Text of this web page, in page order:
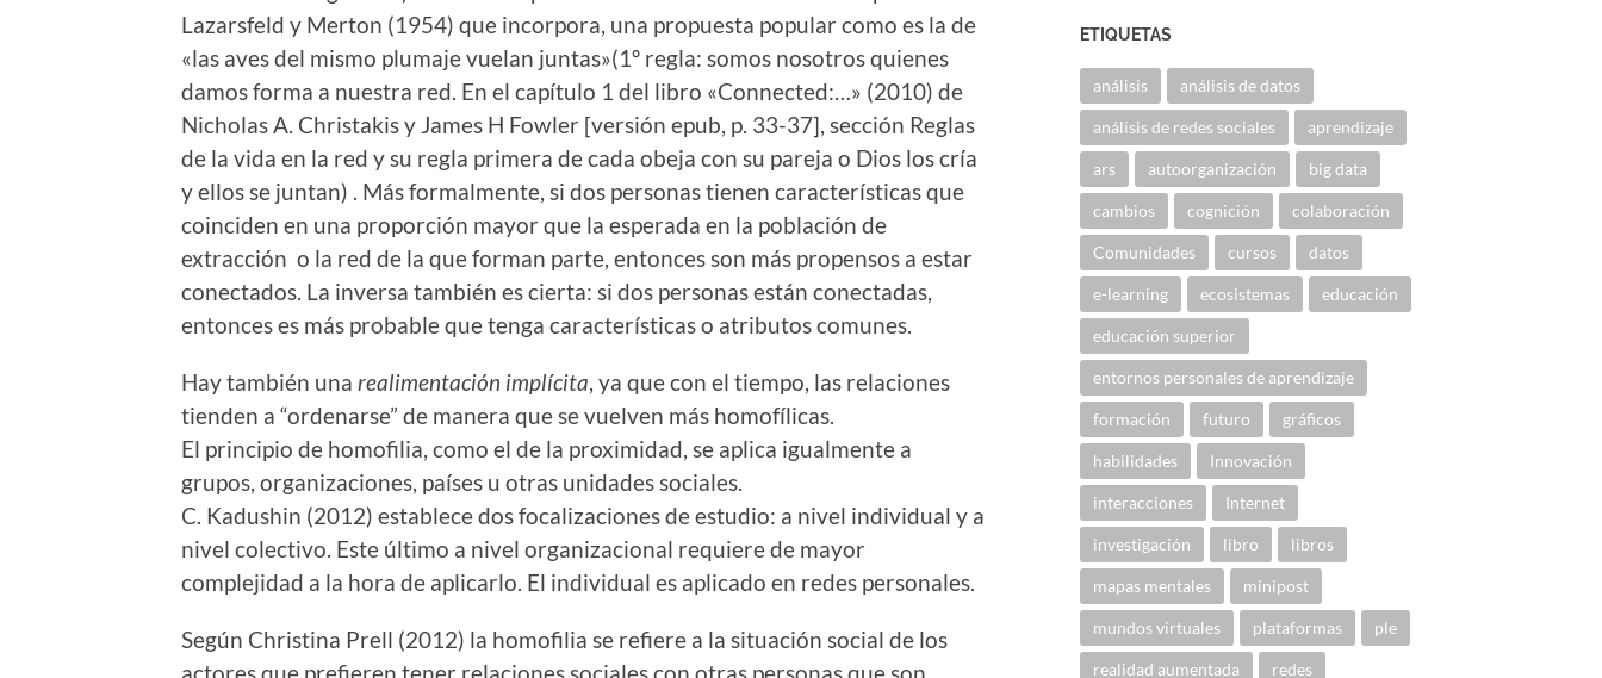
Lazarsfeld y Merton (1954) que incorpora, una propuesta popular como es la de
«las aves del mismo plumaje vuelan juntas»(1º regla: somos nosotros quienes
damos forma a nuestra red. En el capítulo 1 del libro «Connected:…» (2010) de
Nicholas A. Christakis y James H Fowler [versión epub, p. 33-37], sección Reglas
de la vida en la red y su regla primera de cada obeja con su pareja o Dios los cría
y ellos se juntan) . Más formalmente, si dos personas tienen características que
coinciden en una proporción mayor que la esperada en la población de
extracción o la red de la que forman parte, entonces son más propensos a estar
conectados. La inversa también es cierta: si dos personas están conectadas,
entonces es más probable que tenga características o atributos comunes.
Hay también una realimentación implícita, ya que con el tiempo, las relaciones
tienden a “ordenarse” de manera que se vuelven más homofílicas.
El principio de homofilia, como el de la proximidad, se aplica igualmente a
grupos, organizaciones, países u otras unidades sociales.
C. Kadushin (2012) establece dos focalizaciones de estudio: a nivel individual y a
nivel colectivo. Este último a nivel organizacional requiere de mayor
complejidad a la hora de aplicarlo. El individual es aplicado en redes personales.
Según Christina Prell (2012) la homofilia se refiere a la situación social de los
ETIQUETAS
análisis análisis de datos
análisis de redes sociales aprendizaje
ars autoorganización big data
cambios cognición colaboración
Comunidades cursos datos
e-learning ecosistemas educación
educación superior
entornos personales de aprendizaje
formación futuro gráficos
habilidades Innovación
interacciones Internet
investigación libro libros
mapas mentales minipost
mundos virtuales plataformas ple
realidad aumentada redes